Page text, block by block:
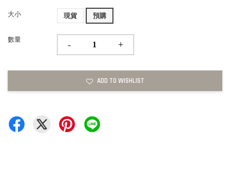
大小 現貨 預購
數量
- +
ADD TO WISHLIST